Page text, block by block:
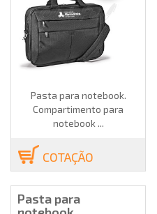
Pasta para notebook.
Compartimento para
notebook ...
COTAÇÃO
Pasta para